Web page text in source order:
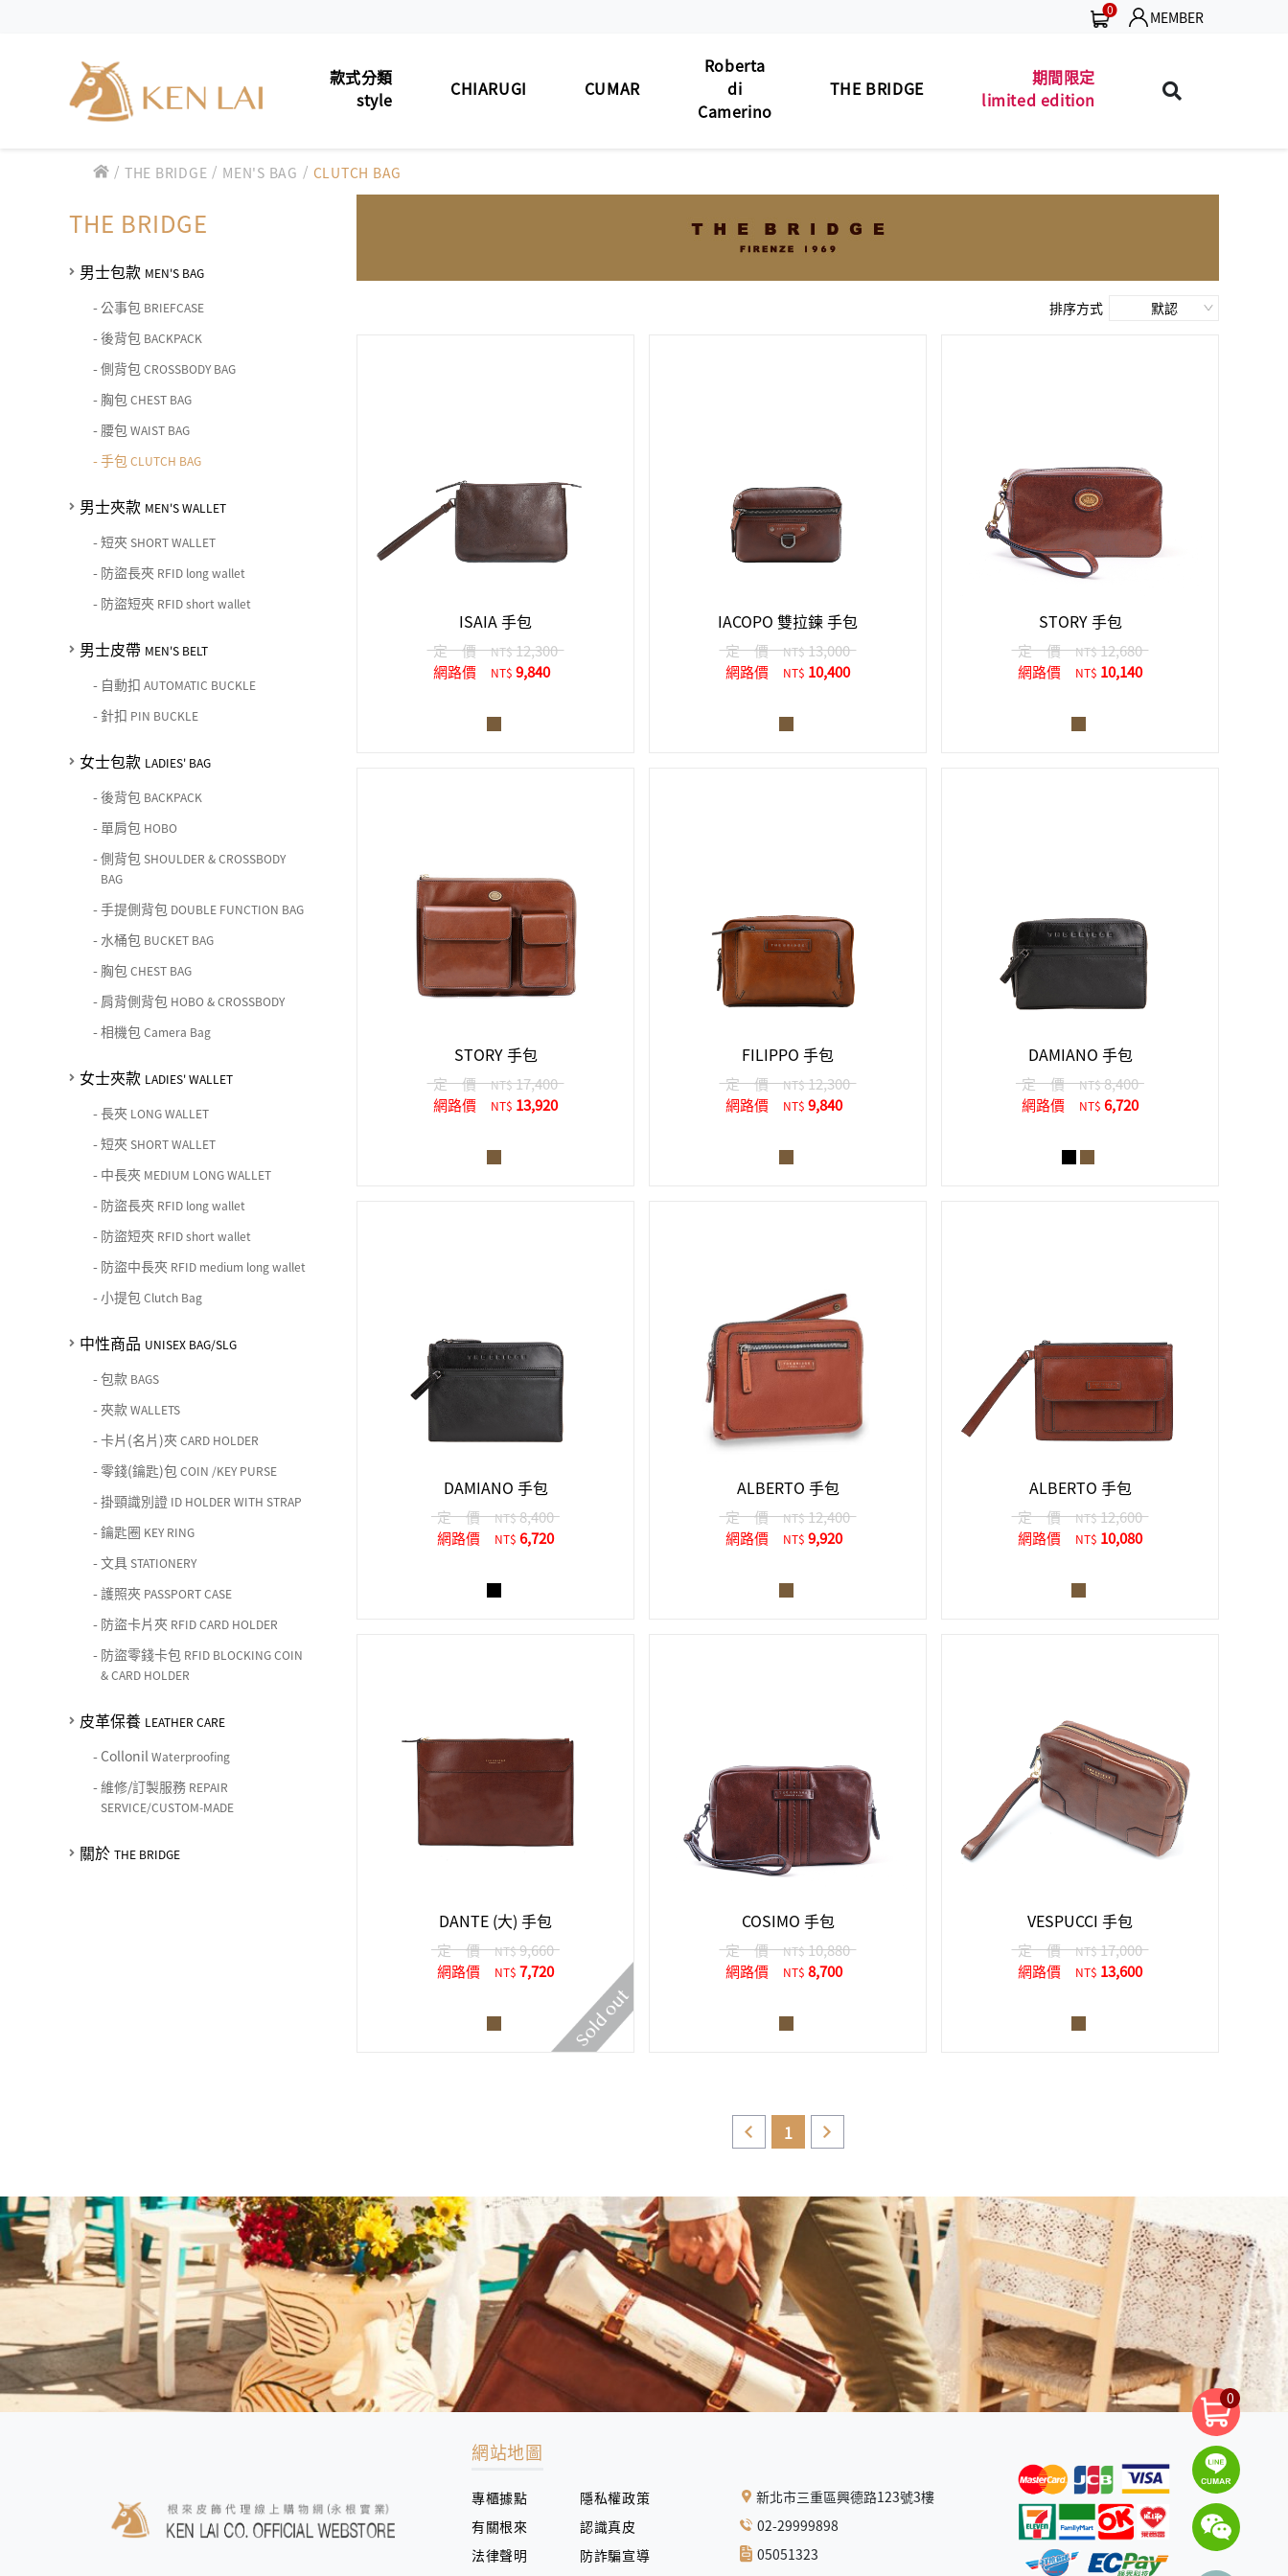
0 MEMBER
款式分類
style
男士包款MEN'S BAG
CHIARUGI CUMAR
Roberta
di
Camerino
男士皮帶MEN'S BELT
THE BRIDGE
男士皮帶
期間限定
limited edition
MEN'S BELT
款式分類 style
男士包款 MEN'S BAG
男士夾款 MEN'S WALLET
男士皮帶 MEN'S BELT
女士包款 LADIES' BAG
女士夾款 LADIES' WALLET
皮革保養 LEATHER CARE
CHIARUGI
男士包款 MEN'S BAG
男士皮帶 MEN'S BELT
女士包款 LADIES' BAG
女士夾款 LADIES' WALLET
中性商品 UNISEX BAG/SLG
關於 CHIARUGI
CUMAR
男士包款 MEN'S BAG
男士夾款 MEN'S WALLET
男士皮帶 MEN'S BELT
女士包款 LADIES' BAG
中性商品 UNISEX BAG/SLG
Roberta di Camerino
男士包款 MEN'S BAG
男士夾款 MEN'S WALLET
男士皮帶 MEN'S BELT
女士包款 LADIES' BAG
女士夾款 LADIES' WALLET
中性商品 UNISEX BAG/SLG
關於 Roberta di Camerino
男士包款 MEN'S BAG
男士皮帶 MEN'S BELT
女士包款 LADIES' BAG
皮革保養 LEATHER CARE
關於 THE BRIDGE
期間限定 limited edition
珍藏 THE BRIDGE (TB SPECIAL)
男士包款 MEN'S BAG
男士夾款 MEN'S WALLET
男士皮帶 MEN'S BELT
女士包款 LADIES' BAG
女士夾款 LADIES' WALLET
中性商品 UNISEX BAG/SLG
/ THE BRIDGE / MEN'S BAG / CLUTCH BAG
THE BRIDGE
男士包款 MEN'S BAG
-公事包 BRIEFCASE
-後背包 BACKPACK
-側背包CROSSBODY BAG
- 胸包CHEST BAG
- 腰包WAIST BAG
-手包CLUTCH BAG
男士夾款 MEN'S WALLET
-短夾SHORT WALLET
- 防盜長夾 RFID long wallet
- 防盜短夾 RFID short wallet
男士皮帶 MEN'S BELT
- 自動扣 AUTOMATIC BUCKLE
- 針扣 PIN BUCKLE
女士包款 LADIES' BAG
-後背包 BACKPACK
- 單肩包 HOBO
-側背包SHOULDER & CROSSBODY
BAG
-手提側背包 DOUBLE FUNCTION BAG
- 水桶包 BUCKET BAG
- 胸包CHEST BAG
- 肩背側背包 HOBO & CROSSBODY
-相機包Camera Bag
女士夾款 LADIES' WALLET
-長夾 LONG WALLET
-短夾SHORT WALLET
- 中長夾 MEDIUM LONG WALLET
- 防盜長夾 RFID long wallet
- 防盜短夾 RFID short wallet
- 防盜中長夾 RFID medium long wallet
-小提包Clutch Bag
中性商品 UNISEX BAG/SLG
-包款 BAGS
-夾款WALLETS
-卡片(名片)夾CARD HOLDER
- 零錢(鑰匙)包COIN /KEY PURSE
-掛頸識別證 ID HOLDER WITH STRAP
-鑰匙圈 KEY RING
-文具STATIONERY
-護照夾 PASSPORT CASE
- 防盜卡片夾 RFID CARD HOLDER
- 防盜零錢卡包 RFID BLOCKING COIN
& CARD HOLDER
皮革保養 LEATHER CARE
-CollonilWaterproofing
-維修/訂製服務 REPAIR
SERVICE/CUSTOM-MADE
關於 THE BRIDGE
排序方式
ISAIA 手包
定 價 NT$12,300
網路價
NT$ 9,840
IACOPO 雙拉鍊 手包
定 價 NT$13,000
網路價
NT$ 10,400
STORY 手包
定 價 NT$12,680
網路價
NT$ 10,140
STORY 手包
定 價 NT$17,400
網路價
NT$ 13,920
FILIPPO 手包
定 價 NT$12,300
網路價
NT$ 9,840
DAMIANO 手包
定 價 NT$8,400
網路價
NT$ 6,720
DAMIANO 手包
定 價 NT$8,400
網路價
NT$ 6,720
ALBERTO 手包
定 價 NT$12,400
網路價
NT$ 9,920
ALBERTO 手包
定 價 NT$12,600
網路價
NT$ 10,080
DANTE (大) 手包
定 價 NT$9,660
網路價
NT$ 7,720
COSIMO 手包
定 價 NT$10,880
網路價
NT$ 8,700
VESPUCCI 手包
定 價 NT$17,000
網路價
NT$ 13,600
1
0
網站地圖
專櫃據點
隱私權政策
有關根來
認識真皮
法律聲明
防詐騙宣導
新北市三重區興德路123號3樓
02-29999898
05051323